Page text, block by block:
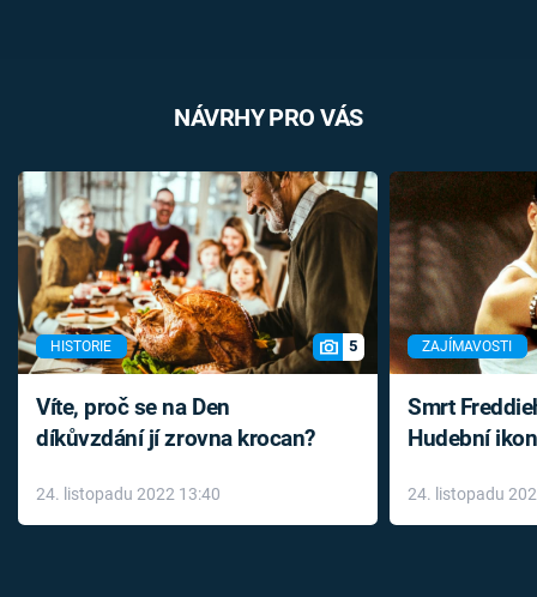
NÁVRHY PRO VÁS
HISTORIE 5
Víte, proč se na Den
díkůvzdání jí zrovna krocan?
24. listopadu 2022 13:40
ZAJÍMAVOSTI
Smrt
Hudební
léky
24. listopadu